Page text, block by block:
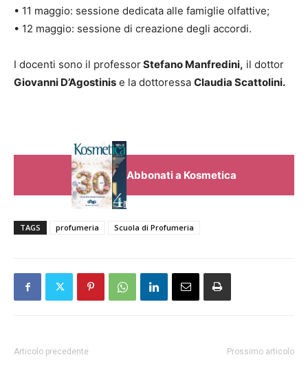
• 11 maggio: sessione dedicata alle famiglie olfattive;
• 12 maggio: sessione di creazione degli accordi.
I docenti sono il professorStefano Manfredini, il dottor
Giovanni D’Agostinis e la dottoressa Claudia Scattolini.
Abbonati a Kosmetica
TAGS profumeria Scuola di Profumeria
Articolo precedente Prossimo articolo